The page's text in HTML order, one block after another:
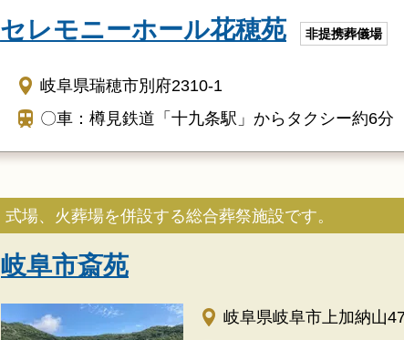
セレモニーホール花穂苑 非提携葬儀場
岐阜県瑞穂市別府2310-1
〇車：樽見鉄道「十九条駅」からタクシー約6分
式場、火葬場を併設する総合葬祭施設です。
岐阜市斎苑
岐阜県岐阜市上加納山